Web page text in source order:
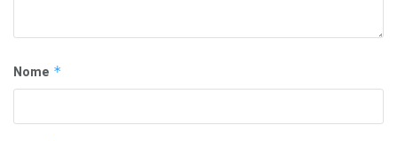
Nome *